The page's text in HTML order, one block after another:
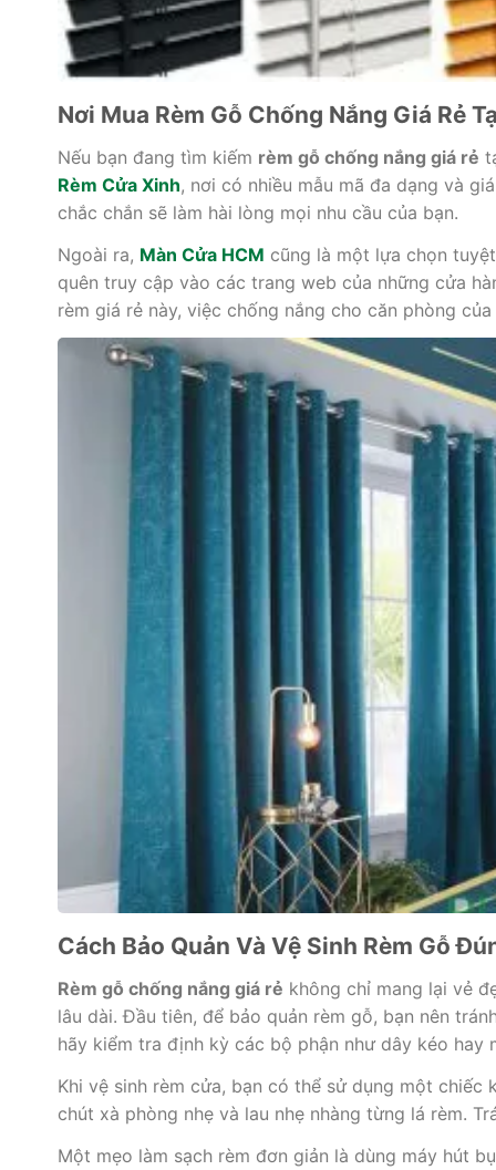
Nơi Mua Rèm Gỗ Chống Nắng Giá Rẻ
Nếu bạn đang tìm kiếm rèm gỗ chống nắng giá rẻ
Rèm Cửa Xinh, nơi có nhiều mẫu mã đa dạng và
chắc chắn sẽ làm hài lòng mọi nhu cầu của bạn.
Ngoài ra, Màn Cửa HCM cũng là một lựa chọn
quên truy cập vào các trang web của những cửa
rèm giá rẻ này, việc chống nắng cho căn phòng
Cách Bảo Quản Và Vệ Sinh Rèm Gỗ
Rèm gỗ chống nắng giá rẻ không chỉ mang lại vẻ
lâu dài. Đầu tiên, để bảo quản rèm gỗ, bạn nên
hãy kiểm tra định kỳ các bộ phận như dây kéo
Khi vệ sinh rèm cửa, bạn có thể sử dụng một
chút xà phòng nhẹ và lau nhẹ nhàng từng lá rèm.
Một mẹo làm sạch rèm đơn giản là dùng máy hút